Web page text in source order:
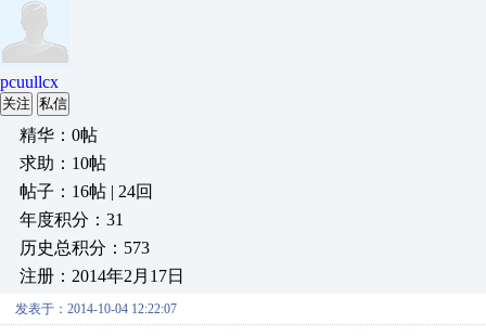
pcuullcx
关注 私信
精华：0帖
求助：10帖
帖子：16帖 | 24回
年度积分：31
历史总积分：573
注册：2014年2月17日
发表于：2014-10-04 12:22:07